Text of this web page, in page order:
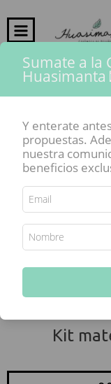
Inicio - Vajilla
Kit
Sumate a la
Huasimanta
Y enterate
propuestas.
nuestra
beneficios